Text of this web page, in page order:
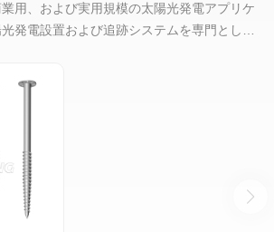
用、および実用規模の太陽光発電アプリケ
発電設置および追跡システムを専門として